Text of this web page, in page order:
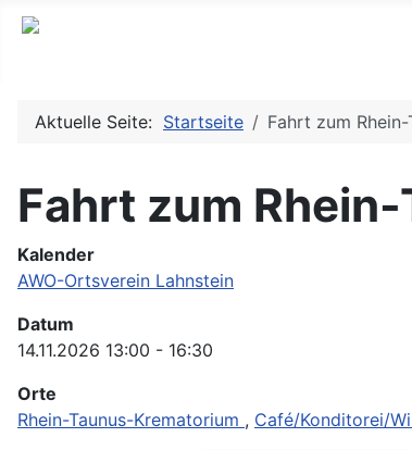
Aktuelle Seite: Startseite Fahrt zum
Fahrt zum
Kalender
AWO-Ortsverein Lahnstein
Datum
14.11.2026 13:00 - 16:30
Orte
Rhein-Taunus-Krematorium , Café/Konditorei/